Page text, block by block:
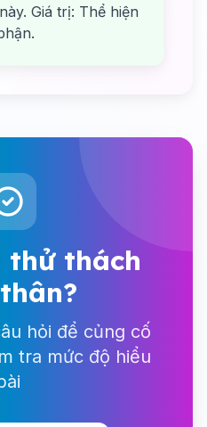
Giá trị: Thể hiện
thử thách
hỏi để củng cố
tra mức độ hiểu